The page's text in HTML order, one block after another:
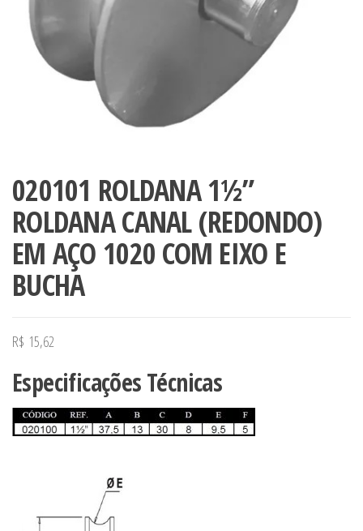
020101 ROLDANA 1½”
ROLDANA CANAL (REDONDO)
EM AÇO 1020 COM EIXO E
BUCHA
R$ 15,62
Especificações Técnicas